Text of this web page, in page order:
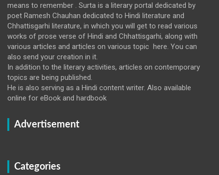
means to remember . Surta is a literary portal dedicated by
poet Ramesh Chauhan dedicated to Hindi literature and
Chhattisgarhi literature, in which you will get to read various
works of prose verse of Hindi and Chhattisgarhi, along with
various articles and articles on various topic here. You can
also send your creation in it.
In addition to the literary activities, articles on contemporary
topics are being published.
He is also serving as a Hindi content writer. Also available
online for eBook and hardbook
Advertisement
Categories